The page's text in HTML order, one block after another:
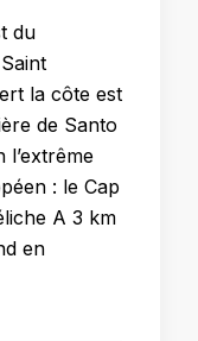
du
la côte est
de Santo
: le Cap
A 3 km
en